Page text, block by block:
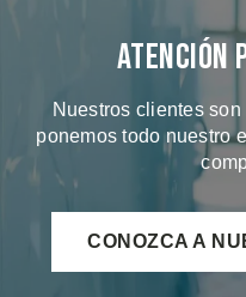
Atención
Nuestros clientes
ponemos todo nuestro
CONOZCA A